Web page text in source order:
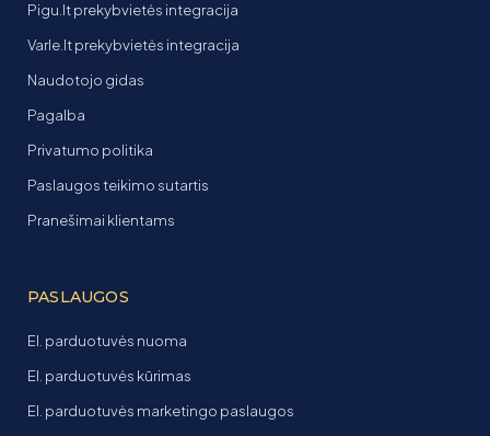
Pigu.lt prekybvietės integracija
Varle.lt prekybvietės integracija
Naudotojo gidas
Pagalba
Privatumo politika
Paslaugos teikimo sutartis
Pranešimai klientams
PASLAUGOS
El. parduotuvės nuoma
El. parduotuvės kūrimas
El. parduotuvės marketingo paslaugos